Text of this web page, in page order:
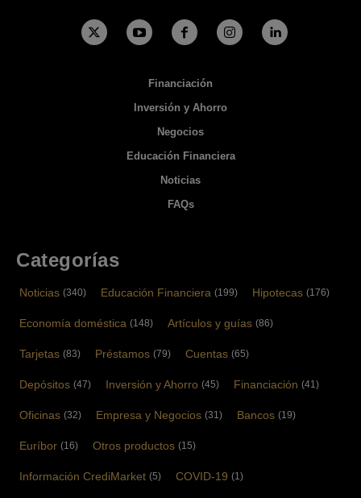
Financiación
Inversión y Ahorro
Negocios
Educación Financiera
Noticias
FAQs
Categorías
Noticias (340) Educación Financiera (199) Hipotecas (176)
Economía doméstica (148) Artículos y guías (86)
Tarjetas (83) Préstamos (79) Cuentas (65)
Depósitos (47) Inversión y Ahorro (45) Financiación (41)
Oficinas (32) Empresa y Negocios (31) Bancos (19)
Euríbor (16) Otros productos (15)
Información CrediMarket (5) COVID-19 (1)